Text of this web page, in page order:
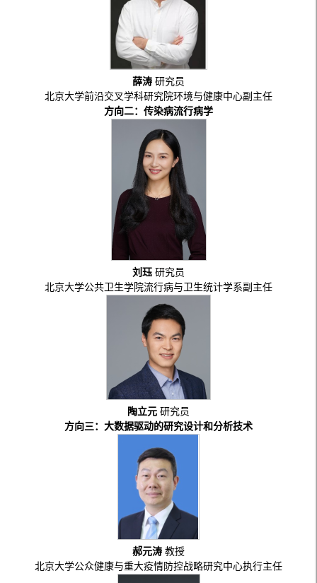
薛涛 研究员
北京大学前沿交叉学科研究院环境与健康中心副主任
方向二：传染病流行病学
刘珏 研究员
北京大学公共卫生学院流行病与卫生统计学系副主任
陶立元 研究员
方向三：大数据驱动的研究设计和分析技术
郝元涛 教授
北京大学公众健康与重大疫情防控战略研究中心执行主任